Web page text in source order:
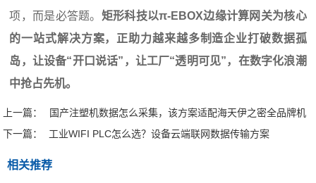
项，而是必答题。 矩形科技以π-EBOX边缘计算网关为核心
的一站式解决方案，正助力越来越多制造企业打破数据孤
岛，让设备“开口说话”，让工厂“透明可见”，在数字化浪潮
中抢占先机。
上一篇：
国产注塑机数据怎么采集，该方案适配海天伊之密全品牌机
台
下一篇： 工业WIFI PLC怎么选？设备云端联网数据传输方案
相关推荐